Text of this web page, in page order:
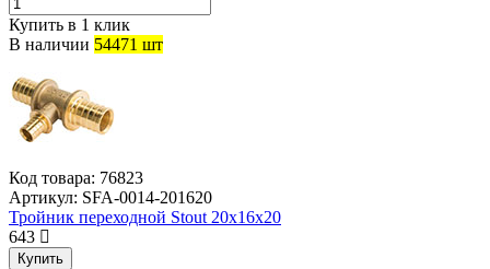
Купить в 1 клик
В наличии 54471 шт
Код товара: 76823
Артикул: SFA-0014-201620
Тройник переходной Stout 20х16х20
643
Купить